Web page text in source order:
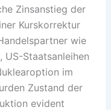
Zinsanstieg der
Kurskorrektur
wie
US-Staatsanleihen
im
Zustand der
evident